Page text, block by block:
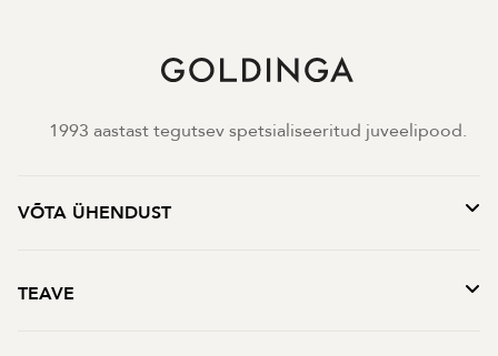
1993 aastast tegutsev spetsialiseeritud juveelipood.
VÕTA ÜHENDUST
TEAVE